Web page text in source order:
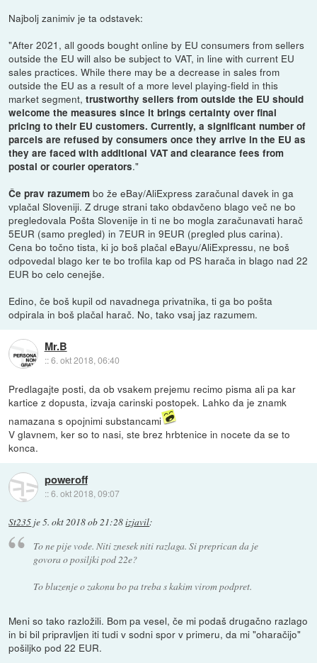
Najbolj zanimiv je ta odstavek:
"After 2021, all goods bought online by EU consumers from sellers
outside the EU will also be subject to VAT, in line with current EU
sales practices. While there may be a decrease in sales from
outside the EU as a result of a more level playing-field in this
market segment, trustworthy sellers from outside the EU should
welcome the measures since it brings certainty over final
pricing to their EU customers. Currently, a significant number of
parcels are refused by consumers once they arrive in the EU as
they are faced with additional VAT and clearance fees from
postal or courier operators."
Če prav razumem bo že eBay/AliExpress zaračunal davek in ga
vplačal Sloveniji. Z druge strani tako obdavčeno blago več ne bo
pregledovala Pošta Slovenije in ti ne bo mogla zaračunavati harač
5EUR (samo pregled) in 7EUR in 9EUR (pregled plus carina).
Cena bo točno tista, ki jo boš plačal eBayu/AliExpressu, ne boš
odpovedal blago ker te bo trofila kap od PS harača in blago nad 22
EUR bo celo cenejše.
Edino, če boš kupil od navadnega privatnika, ti ga bo pošta
odpirala in boš plačal harač. No, tako vsaj jaz razumem.
Mr.B
::6. okt 2018, 06:40
Predlagajte posti, da ob vsakem prejemu recimo pisma ali pa kar
kartice z dopusta, izvaja carinski postopek. Lahko da je znamk
namazana s opojnimi substancami
V glavnem, ker so to nasi, ste brez hrbtenice in nocete da se to
konca.
poweroff
::6. okt 2018, 09:07
St235 je5. okt 2018 ob 21:28izjavil:
To ne pije vode. Niti znesek niti razlaga. Si preprican da je
govora o posiljki pod 22e?
To bluzenje o zakonu bo pa treba s kakim virom podpret.
Meni so tako razložili. Bom pa vesel, če mi podaš drugačno razlago
in bi bil pripravljen iti tudi v sodni spor v primeru, da mi "oharačijo"
pošiljko pod 22 EUR.